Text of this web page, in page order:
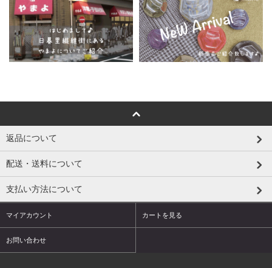
返品について
配送・送料について
支払い方法について
マイアカウント カートを見る
お問い合わせ